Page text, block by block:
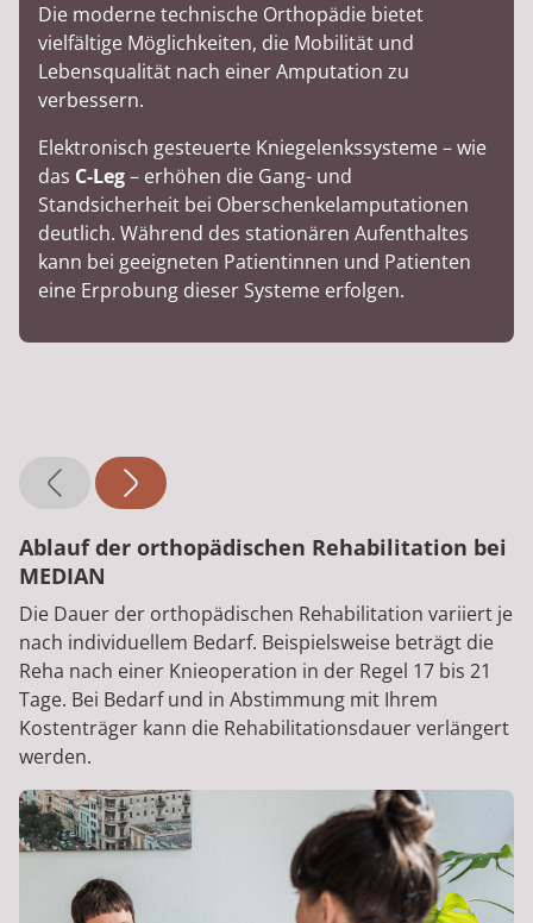
Die moderne technische Orthopädie bietet
vielfältige Möglichkeiten, die Mobilität und
Lebensqualität nach einer Amputation zu
verbessern.
Elektronisch gesteuerte Kniegelenkssysteme – wie
das C-Leg– erhöhen die Gang- und
Standsicherheit bei Oberschenkel­amputationen
deutlich. Während des stationären Aufenthaltes
kann bei geeigneten Patientinnen und Patienten
eine Erprobung dieser Systeme erfolgen.
Ablauf der orthopädischen Rehabilitation bei
MEDIAN
Die Dauer der orthopädischen Rehabilitation variiert je
nach individuellem Bedarf. Beispielsweise beträgt die
Reha nach einer Knieoperation in der Regel 17 bis 21
Tage. Bei Bedarf und in Abstimmung mit Ihrem
Kostenträger kann die Rehabilitationsdauer verlängert
werden.